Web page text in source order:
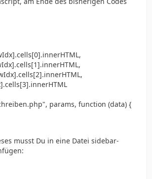
params, function (data) {
musst Du in eine Datei sidebar-